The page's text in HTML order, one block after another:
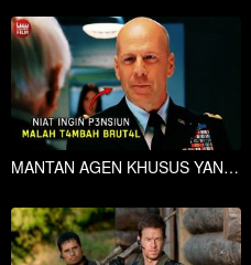
MANTAN AGEN KHUSUS YANG DITAKUTI PEMERINTAH ‼️ - Alur Cerita Film RED